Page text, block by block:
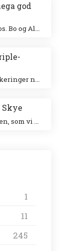
god
Vi havde delt os. Bo og Alex besøgte Eiffeltårnet og Niki og jeg besøgte Louvre. Jeg klatrede op i Eiffeltårnet for 20 år siden sammen med min veninde Tina og Niki ville allerhelst besøge Louvre.
Med lidt omrokeringer nåede jeg det hele – og helt uden stress.
Skye
En stille morgen, som vi nød ved den smukke havn. Vi gik en tur langs landsbyen ud til forsamlingshuset, hvor der var små boder, der solgte lokale ting.
1
11
245